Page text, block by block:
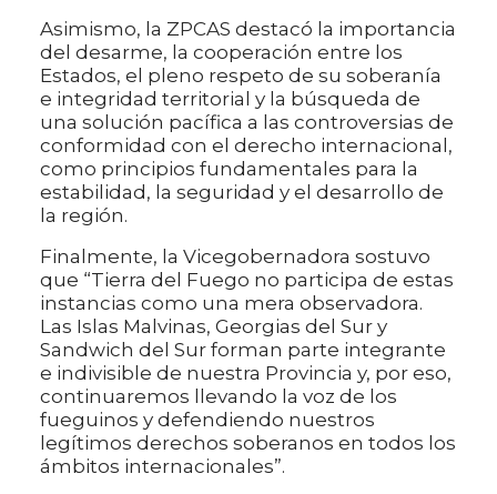
Asimismo, la ZPCAS destacó la importancia
del desarme, la cooperación entre los
Estados, el pleno respeto de su soberanía
e integridad territorial y la búsqueda de
una solución pacífica a las controversias de
conformidad con el derecho internacional,
como principios fundamentales para la
estabilidad, la seguridad y el desarrollo de
la región.
Finalmente, la Vicegobernadora sostuvo
que “Tierra del Fuego no participa de estas
instancias como una mera observadora.
Las Islas Malvinas, Georgias del Sur y
Sandwich del Sur forman parte integrante
e indivisible de nuestra Provincia y, por eso,
continuaremos llevando la voz de los
fueguinos y defendiendo nuestros
legítimos derechos soberanos en todos los
ámbitos internacionales”.